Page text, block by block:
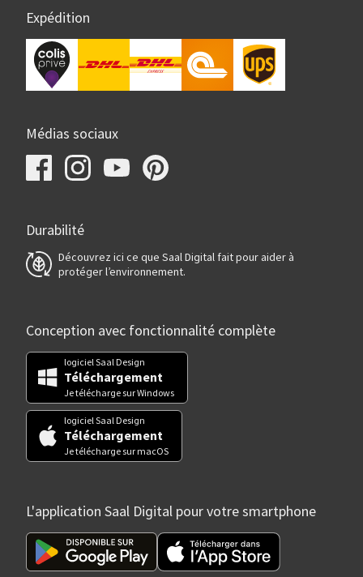
Expédition
Médias sociaux
Durabilité
Découvrez ici ce que Saal Digital fait pour aider à
protéger l’environnement.
Conception avec fonctionnalité complète
logiciel Saal Design
Téléchargement
Je télécharge sur Windows
logiciel Saal Design
Téléchargement
Je télécharge sur macOS
L'application Saal Digital pour votre smartphone